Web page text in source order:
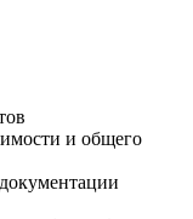
и общего